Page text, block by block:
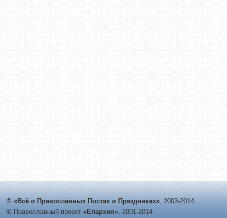
© «Всё о Православных Постах и Праздниках», 2003-2014.
© Православный проект «Епархия», 2001-2014